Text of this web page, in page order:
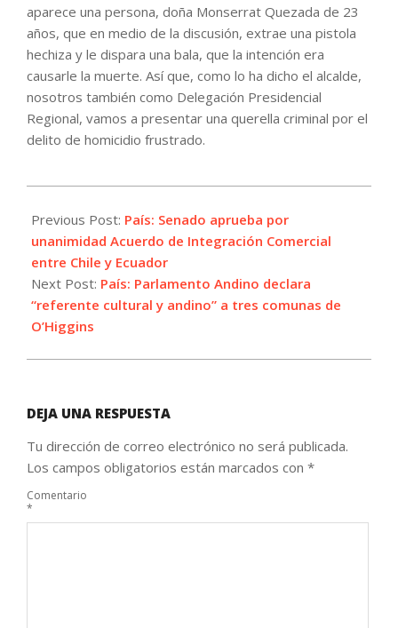
aparece una persona, doña Monserrat Quezada de 23
años, que en medio de la discusión, extrae una pistola
hechiza y le dispara una bala, que la intención era
causarle la muerte. Así que, como lo ha dicho el alcalde,
nosotros también como Delegación Presidencial
Regional, vamos a presentar una querella criminal por el
delito de homicidio frustrado.
01-
26
Previous Post: País: Senado aprueba por
unanimidad Acuerdo de Integración Comercial
entre Chile y Ecuador
Next Post: País: Parlamento Andino declara
“referente cultural y andino” a tres comunas de
O’Higgins
DEJA UNA RESPUESTA
Tu dirección de correo electrónico no será publicada.
Los campos obligatorios están marcados con *
Comentario
*